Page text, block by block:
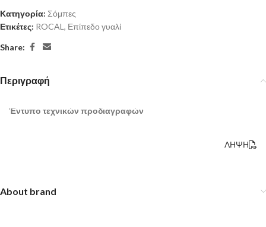
Κατηγορία: Σόμπες
Ετικέτες: ROCAL , Επίπεδο γυαλί
Share:
Περιγραφή
Έντυπο τεχνικών προδιαγραφών
ΛΗΨΗ
About brand